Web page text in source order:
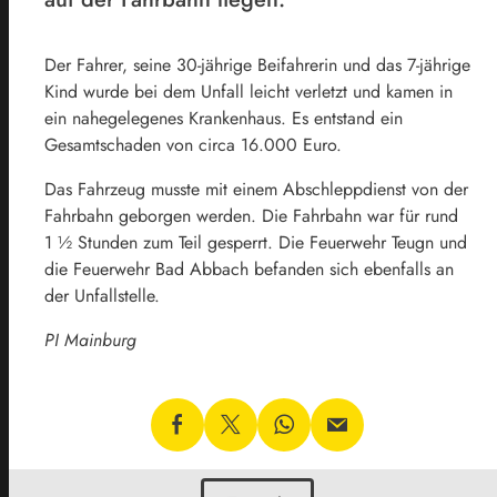
Der Fahrer, seine 30-jährige Beifahrerin und das 7-jährige
Kind wurde bei dem Unfall leicht verletzt und kamen in
ein nahegelegenes Krankenhaus. Es entstand ein
Gesamtschaden von circa 16.000 Euro.
Das Fahrzeug musste mit einem Abschleppdienst von der
Fahrbahn geborgen werden. Die Fahrbahn war für rund
1 ½ Stunden zum Teil gesperrt. Die Feuerwehr Teugn und
die Feuerwehr Bad Abbach befanden sich ebenfalls an
der Unfallstelle.
PI Mainburg